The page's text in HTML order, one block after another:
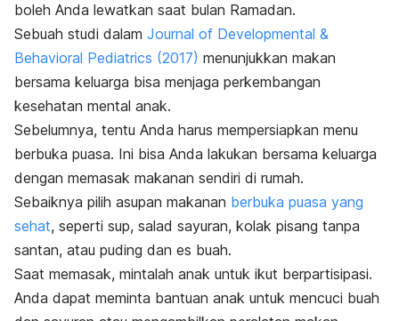
boleh Anda lewatkan saat bulan Ramadan.
Sebuah studi dalam Journal of Developmental &
Behavioral Pediatrics (2017) menunjukkan makan
bersama keluarga bisa menjaga perkembangan
kesehatan mental anak.
Sebelumnya, tentu Anda harus mempersiapkan menu
berbuka puasa. Ini bisa Anda lakukan bersama keluarga
dengan memasak makanan sendiri di rumah.
Sebaiknya pilih asupan makanan berbuka puasa yang
sehat, seperti sup, salad sayuran, kolak pisang tanpa
santan, atau puding dan es buah.
Saat memasak, mintalah anak untuk ikut berpartisipasi.
Anda dapat meminta bantuan anak untuk mencuci buah